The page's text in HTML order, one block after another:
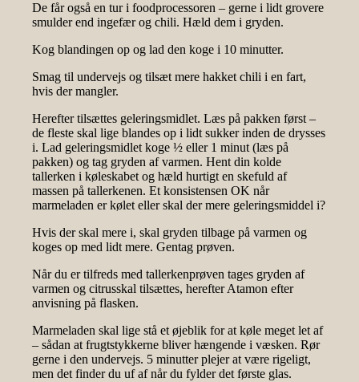
De får også en tur i foodprocessoren – gerne i lidt grovere
smulder end ingefær og chili. Hæld dem i gryden.
Kog blandingen op og lad den koge i 10 minutter.
Smag til undervejs og tilsæt mere hakket chili i en fart,
hvis der mangler.
Herefter tilsættes geleringsmidlet. Læs på pakken først –
de fleste skal lige blandes op i lidt sukker inden de drysses
i. Lad geleringsmidlet koge ½ eller 1 minut (læs på
pakken) og tag gryden af varmen. Hent din kolde
tallerken i køleskabet og hæld hurtigt en skefuld af
massen på tallerkenen. Et konsistensen OK når
marmeladen er kølet eller skal der mere geleringsmiddel i?
Hvis der skal mere i, skal gryden tilbage på varmen og
koges op med lidt mere. Gentag prøven.
Når du er tilfreds med tallerkenprøven tages gryden af
varmen og citrusskal tilsættes, herefter Atamon efter
anvisning på flasken.
Marmeladen skal lige stå et øjeblik for at køle meget let af
– sådan at frugtstykkerne bliver hængende i væsken. Rør
gerne i den undervejs. 5 minutter plejer at være rigeligt,
men det finder du uf af når du fylder det første glas.